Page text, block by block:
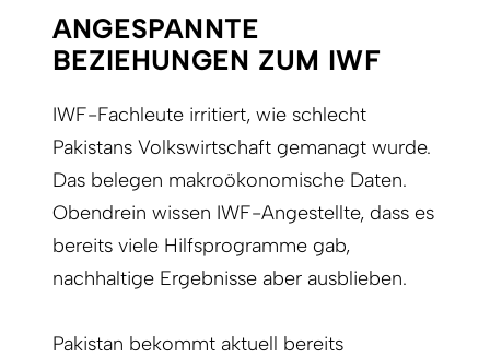
ANGESPANNTE
BEZIEHUNGEN ZUM IWF
IWF-Fachleute irritiert, wie schlecht
Pakistans Volkswirtschaft gemanagt wurde.
Das belegen makroökonomische Daten.
Obendrein wissen IWF-Angestellte, dass es
bereits viele Hilfsprogramme gab,
nachhaltige Ergebnisse aber ausblieben.
Pakistan bekommt aktuell bereits